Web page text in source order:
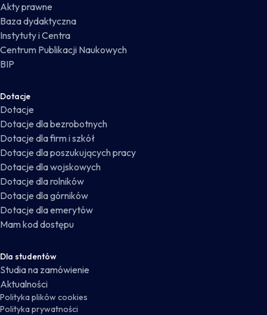
Akty prawne
Baza dydaktyczna
Instytuty i Centra
Centrum Publikacji Naukowych
BIP
Dotacje
Dotacje
Dotacje dla bezrobotnych
Dotacje dla firm i szkół
Dotacje dla poszukujących pracy
Dotacje dla wojskowych
Dotacje dla rolników
Dotacje dla górników
Dotacje dla emerytów
Mam kod dostępu
Dla studentów
Studia na zamówienie
Aktualności
Polityka plików cookies
Polityka prywatności